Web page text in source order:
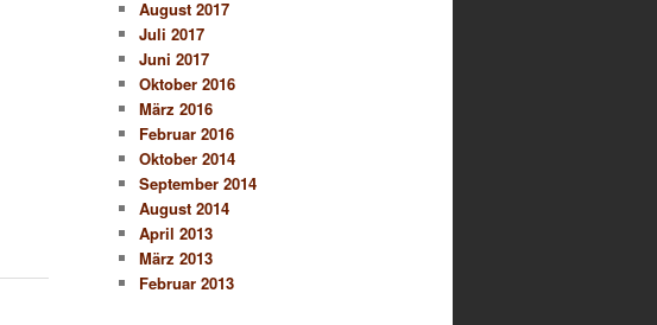
August 2017
Juli 2017
Juni 2017
Oktober 2016
März 2016
Februar 2016
Oktober 2014
September 2014
August 2014
April 2013
März 2013
Februar 2013